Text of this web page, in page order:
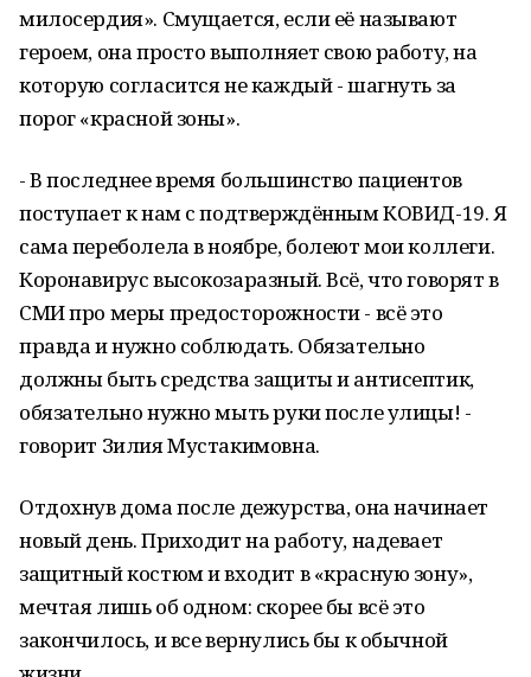
милосердия». Смущается, если её называют
героем, она просто выполняет свою работу, на
которую согласится не каждый - шагнуть за
порог «красной зоны».
- В последнее время большинство пациентов
поступает к нам с подтверждённым КОВИД-19. Я
сама переболела в ноябре, болеют мои коллеги.
Коронавирус высокозаразный. Всё, что говорят в
СМИ про меры предосторожности - всё это
правда и нужно соблюдать. Обязательно
должны быть средства защиты и антисептик,
обязательно нужно мыть руки после улицы! -
говорит Зилия Мустакимовна.
Отдохнув дома после дежурства, она начинает
новый день. Приходит на работу, надевает
защитный костюм и входит в «красную зону»,
мечтая лишь об одном: скорее бы всё это
закончилось, и все вернулись бы к обычной